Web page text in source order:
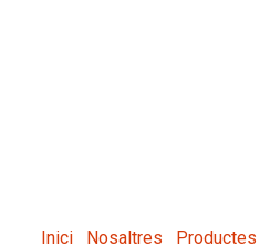
Inici Nosaltres Productes